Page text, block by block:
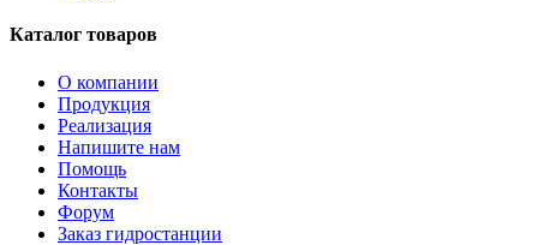
Каталог товаров
О компании
Продукция
Реализация
Напишите нам
Помощь
Контакты
Форум
Заказ гидростанции